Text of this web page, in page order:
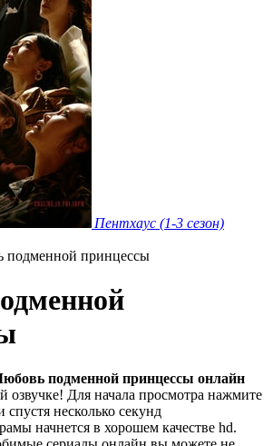
Пентхаус (1-3 сезон)
подменной принцессы
подменной принцессы онлайн
озвучке! Для начала просмотра нажмите
несколько секунд
начнется в хорошем качестве hd.